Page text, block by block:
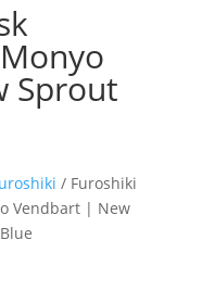
Sprout
/ Furoshiki
Vendbart | New